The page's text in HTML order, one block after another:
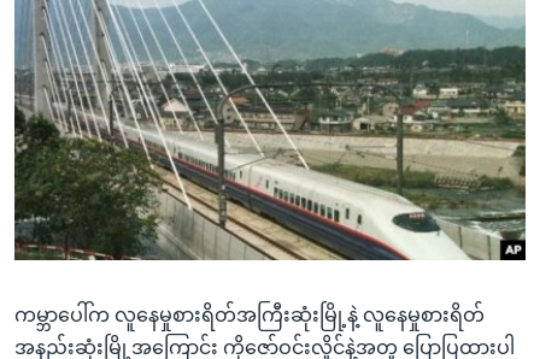
ကျော်
ကြည့်
ရန်
ပင်မ
အ
ညွန်း
စာမျက်နှာ
ကြည့်
အစ္စရေး-ပါလက်စတိုင်း
အင်္ဂလိပ်စာလေ့လာမယ်
အမေရိကန်သုံးအီဒီယံ
မကြေးမုံရဲ့ အင်္ဂလိပ်စာ
ရုပ်ရှင်ထဲက အင်္ဂလိပ်စာ
သုတပဒေသာ အင်္ဂလိပ်စာ
အပတ်စဉ်ကဏ္ဍများ
ရေဒီယို
တီဗွီ
ရေဒီယိုနှင့်ရုပ်သံ အချက်အလက်များ
ရေဒီယို/တီဗွီအစီအစဉ်
Learning English
ကမ္ဘာပေါ်က လူနေမှုစားရိတ်အကြီးဆုံးမြို့နဲ့ လူနေမှုစားရိတ်
အနည်းဆုံးမြို့အကြောင်း ကိုဇော်ဝင်းလှိုင်နဲ့အတူ ပြောပြထားပါ